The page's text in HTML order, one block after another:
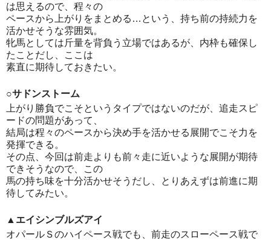
は思えるので、程々の
ペースから上がりをまとめる…という、持ち前の持続力を
活かせそうな雰囲気。
牝馬としては斤量を背負う立場ではあるが、内枠も確保し
たことだし、ここは
素直に期待しておきたい。
○サドンストーム
上がり勝負でこそというタイプではないのだが、追走スピ
ードの問題があって、
結局は程々のペースから決め手を活かせる展開でこそ力を
発揮できる。
その点、今回は前走よりも前々走に近いような展開が期待
できそうなので、この
馬の持ち味を十分活かせそうだし、とりあえずは前進に期
待してみたい。
▲エイシンブルズアイ
オパールＳのハイペース戦でも、前走のスローペース戦で